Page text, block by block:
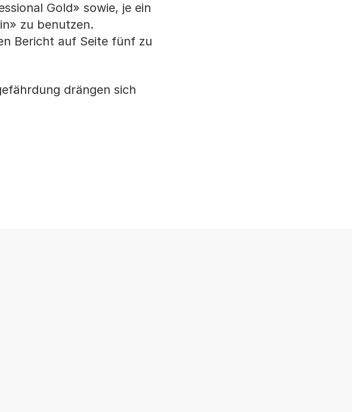
Gold» sowie, je ein
zu benutzen.
Bericht auf Seite fünf zu
drängen sich